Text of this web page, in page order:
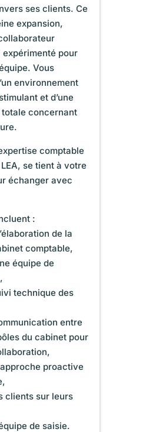
ses clients. Ce
expansion,
expérimenté pour
Vous
environnement
et d’une
concernant
comptable
se tient à votre
échanger avec
:
de la
comptable,
équipe de
technique des
entre
du cabinet pour
proactive
clients sur leurs
de saisie.